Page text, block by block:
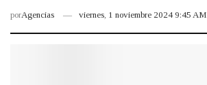
porAgencias viernes, 1 noviembre 2024 9:45 AM